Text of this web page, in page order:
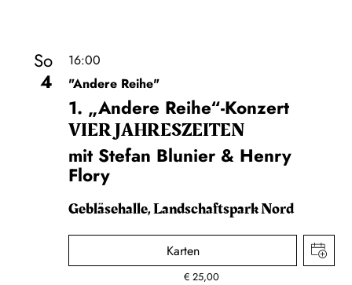
So
4
16:00
"Andere Reihe"
1. „Andere Reihe“-Konzert
VIER JAHRESZEITEN
mit Stefan Blunier & Henry
Flory
Gebläsehalle, Landschaftspark Nord
Karten
€25,00